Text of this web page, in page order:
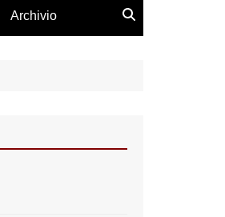
Archivio